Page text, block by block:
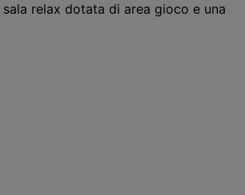
relax dotata di area gioco e una